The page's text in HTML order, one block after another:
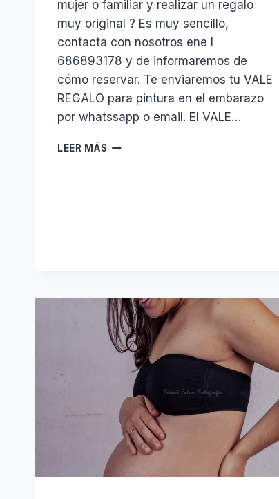
mujer o familiar y realizar un regalo
muy original ? Es muy sencillo,
contacta con nosotros ene l
686893178 y de informaremos de
cómo reservar. Te enviaremos tu VALE
REGALO para pintura en el embarazo
por whatssapp o email. El VALE…
LEER MÁS NUESTROS